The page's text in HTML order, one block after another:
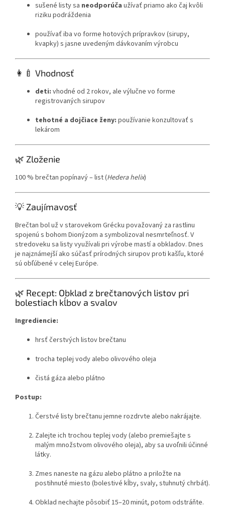
sušené listy sa neodporúča užívať priamo ako čaj kvôli
riziku podráždenia
používať iba vo forme hotových prípravkov (sirupy,
kvapky) s jasne uvedeným dávkovaním výrobcu
👩‍🍼 Vhodnosť
deti: vhodné od 2 rokov, ale výlučne vo forme
registrovaných sirupov
tehotné a dojčiace ženy: používanie konzultovať s
lekárom
🌿 Zloženie
100 % brečtan popínavý – list (Hedera helix)
💡 Zaujímavosť
Brečtan bol už v starovekom Grécku považovaný za rastlinu
spojenú s bohom Dionýzom a symbolizoval nesmrteľnosť. V
stredoveku sa listy využívali pri výrobe mastí a obkladov. Dnes
je najznámejší ako súčasť prírodných sirupov proti kašľu, ktoré
sú obľúbené v celej Európe.
🌿 Recept: Obklad z brečtanových listov pri
bolestiach kĺbov a svalov
Ingrediencie:
hrsť čerstvých listov brečtanu
trocha teplej vody alebo olivového oleja
čistá gáza alebo plátno
Postup:
Čerstvé listy brečtanu jemne rozdrvte alebo nakrájajte.
Zalejte ich trochou teplej vody (alebo premiešajte s
malým množstvom olivového oleja), aby sa uvoľnili účinné
látky.
Zmes naneste na gázu alebo plátno a priložte na
postihnuté miesto (bolestivé kĺby, svaly, stuhnutý chrbát).
Obklad nechajte pôsobiť 15–20 minút, potom odstráňte.